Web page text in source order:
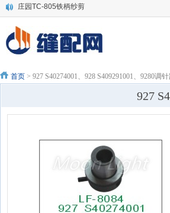
庄园TC-805铁柄纱剪
绗缝机HC弯针
3151006 YAMATO THREAD GUIDE -original
大和四针六线全套原装零件
SCHMTEZ蓝狮机针DP*17 135x17 电脑车机针
SCHMETZ德国蓝狮机针 DP*5SUK中号圆头针
SCHMETZ德国蓝狮机针LW*6T 撬边机针服装/
首页 > 927 S40274001、928 S409291001、9280调
927